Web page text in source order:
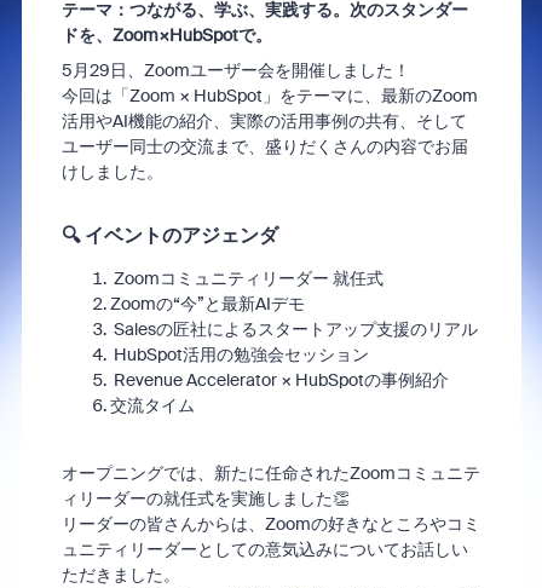
テーマ：つながる、学ぶ、実践する。次のスタンダー
ドを、Zoom×HubSpotで。
5月29日、Zoomユーザー会を開催しました！
今回は「Zoom × HubSpot」をテーマに、最新のZoom
活用やAI機能の紹介、実際の活用事例の共有、そして
ユーザー同士の交流まで、盛りだくさんの内容でお届
けしました。
🔍 イベントのアジェンダ
Zoomコミュニティリーダー 就任式
Zoomの“今”と最新AIデモ
Salesの匠社によるスタートアップ支援のリアル
HubSpot活用の勉強会セッション
Revenue Accelerator × HubSpotの事例紹介
交流タイム
オープニングでは、新たに任命されたZoomコミュニテ
ィリーダーの就任式を実施しました👏
リーダーの皆さんからは、Zoomの好きなところやコミ
ュニティリーダーとしての意気込みについてお話しい
ただきました。